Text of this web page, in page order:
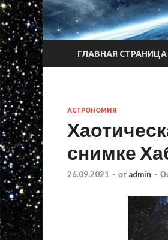
ГЛАВНАЯ СТРАНИЦА
АСТРОНОМИЯ
снимке
26.09.2021 - от admin -